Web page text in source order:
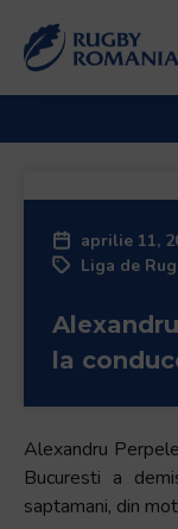
in
Accessibility
screen
reader,
press
aprilie 11,
Liga de
la
Alexandru
Bucuresti a
saptamani, din